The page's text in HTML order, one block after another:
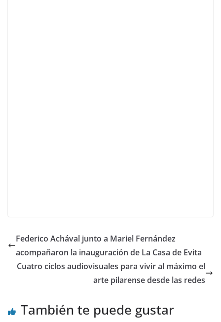
Federico Achával junto a Mariel Fernández
acompañaron la inauguración de La Casa de Evita
Cuatro ciclos audiovisuales para vivir al máximo el
arte pilarense desde las redes
También te puede gustar